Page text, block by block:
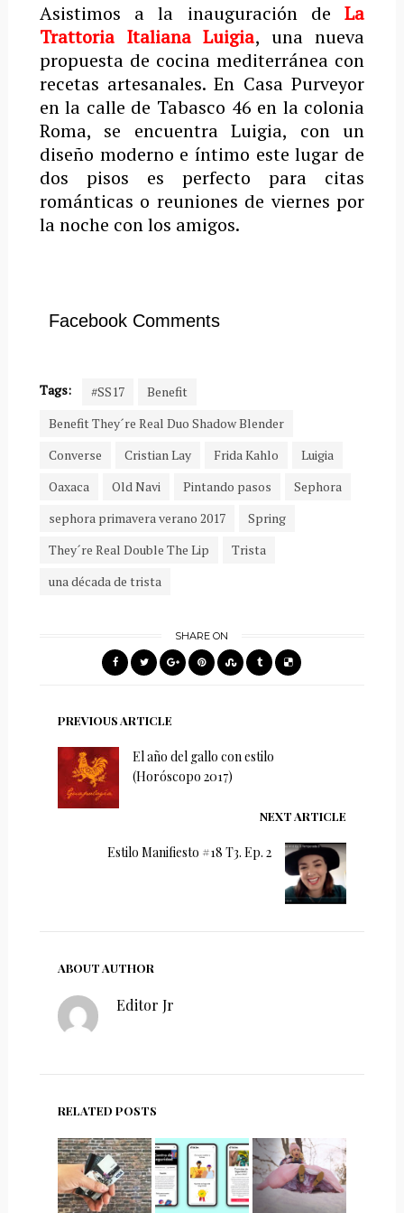
Asistimos a la inauguración deLa
Trattoria Italiana Luigia, una nueva
propuesta de cocina mediterránea con
recetas artesanales. En Casa Purveyor
en la calle de Tabasco 46 en la colonia
Roma, se encuentra Luigia, con un
diseño moderno e íntimo este lugar de
dos pisos es perfecto para citas
románticas o reuniones de viernes por
la noche con los amigos.
Facebook Comments
Tags: #SS17
Benefit
Benefit They´re Real Duo Shadow Blender
Converse
Cristian Lay Frida Kahlo
Luigia
Oaxaca
Old Navi Pintando pasos
Sephora
sephora primavera verano 2017
Spring
They´re Real Double The Lip
Trista
una década de trista
SHARE ON
PREVIOUS ARTICLE
El año del gallo con estilo
(Horóscopo 2017)
NEXT ARTICLE
Estilo Manifiesto #18 T3. Ep. 2
ABOUT AUTHOR
Editor Jr
RELATED POSTS